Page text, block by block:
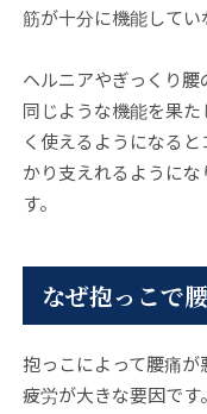
筋が十分に機能してい
ヘルニアやぎっくり
同じような機能を果
く使えるようになる
かり支えれるように
す。
なぜ抱っこで
抱っこによって腰痛
疲労が大きな要因です。